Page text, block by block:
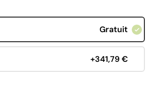
Gratuit
+341,79 €